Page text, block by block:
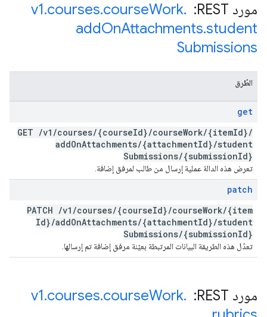
مورد REST: ‏ v1.courses.courseWork.
addOnAttachments.student
Submissions
الطُرق
get
GET /v1 /courses/{courseId}/courseWork/{itemId}/
addOnAttachments/{attachmentId}/student
Submissions/{submissionId}
تعرض هذه الدالة عملية إرسال من طالب لمرفق إضافة.
patch
PATCH /v1 /courses/{courseId}/courseWork/{item
Id}/addOnAttachments/{attachmentId}/student
Submissions/{submissionId}
تعدّل هذه الطريقة البيانات المرتبطة بعيّنة مرفق إضافة تم إرسالها.
مورد REST: ‏ v1.courses.courseWork.